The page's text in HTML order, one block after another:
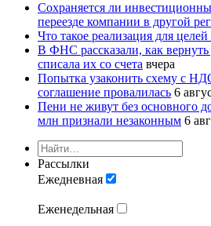
Сохраняется ли
переезде компании в другой
Что такое реализация для
В ФНС рассказали, как вернуть
списала их со счета вчера
Попытка узаконить схему с
соглашение провалилась 6
Пени не живут без основного
млн признали незаконным 6
Рассылки
Ежедневная
Еженедельная